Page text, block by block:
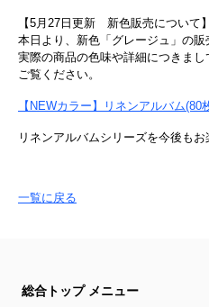
【5月27日更新 新色販売について】
本日より、新色「グレージュ」の販
実際の商品の色味や詳細につきま
ご覧ください。
【NEWカラー】リネンアルバム(80
リネンアルバムシリーズを今後もお
一覧に戻る
総合トップ メニュー